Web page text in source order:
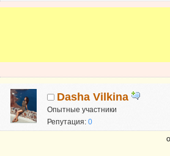
Dasha Vilkina
Опытные участники
Репутация:0